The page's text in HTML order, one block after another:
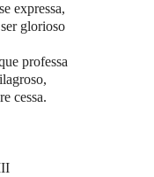
expressa,
glorioso
professa
cessa.